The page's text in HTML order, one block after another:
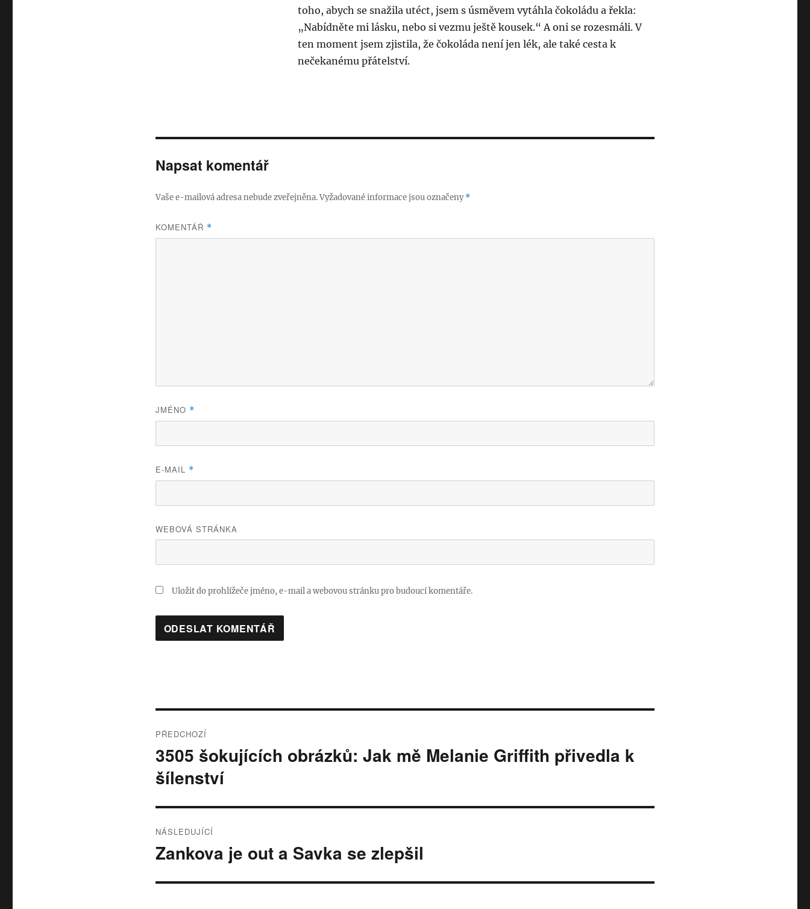
toho, abych se snažila utéct, jsem s úsměvem vytáhla čokoládu a řekla:
„Nabídněte mi lásku, nebo si vezmu ještě kousek.“ A oni se rozesmáli. V
ten moment jsem zjistila, že čokoláda není jen lék, ale také cesta k
nečekanému přátelství.
Napsat komentář
Vaše e-mailová adresa nebude zveřejněna.Vyžadované informace jsou označeny*
KOMENTÁŘ *
JMÉNO *
E-MAIL *
WEBOVÁ STRÁNKA
Uložit do prohlížeče jméno, e-mail a webovou stránku pro budoucí komentáře.
pro
příspěvek
PŘEDCHOZÍ
Předchozí
příspěvek:
3505 šokujících obrázků: Jak mě Melanie Griffith přivedla k
šílenství
NÁSLEDUJÍCÍ
Následující
Zankova je out a Savka se zlepšil